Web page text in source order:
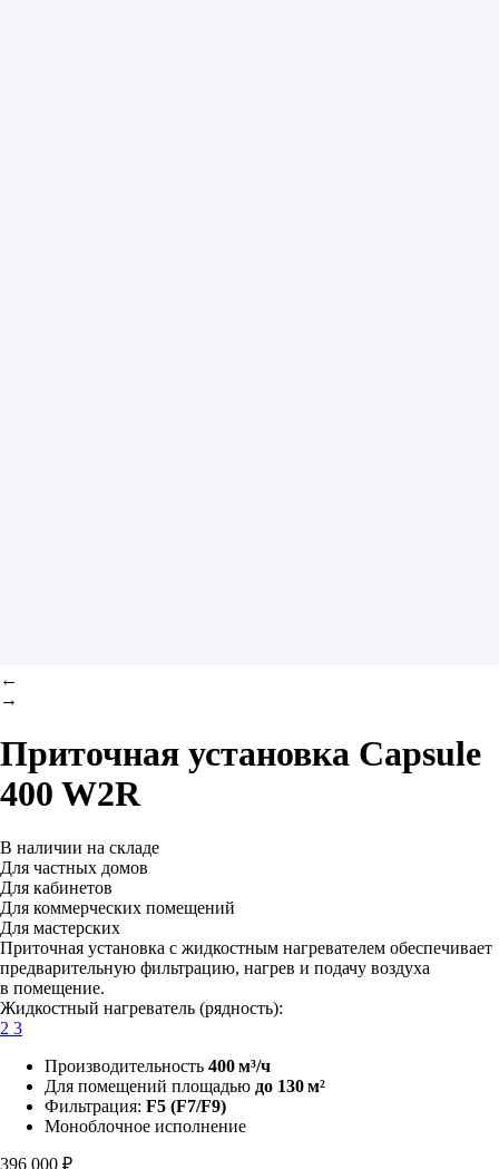
←
→
Приточная установка Capsule
400 W2R
В наличии на складе
Для частных домов
Для кабинетов
Для коммерческих помещений
Для мастерских
Приточная установка с жидкостным нагревателем обеспечивает
предварительную фильтрацию, нагрев и подачу воздуха
в помещение.
Жидкостный нагреватель (рядность):
2 3
Производительность 400 м³/ч
Для помещений площадью до 130 м²
Фильтрация: F5 (F7/F9)
Моноблочное исполнение
396 000 ₽